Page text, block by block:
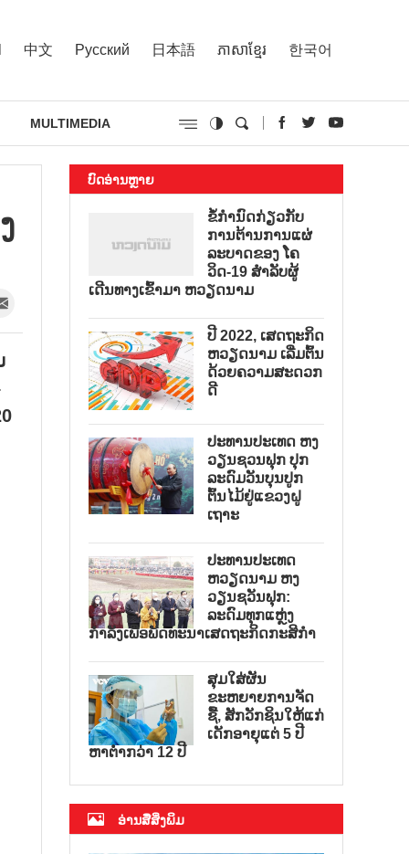
中文 Русский 日本語 ភាសាខ្មែរ 한국어
MULTIMEDIA
ບົດອ່ານຫຼາຍ
ຂໍ້ກຳນົດກ່ຽວກັບ
ການຕ້ານການແຜ່
ລະບາດຂອງ ໂຄ
ວິດ-19 ສຳລັບຜູ້
ເດີນທາງເຂົ້າມາ ຫວຽດນາມ
ປີ 2022, ເສດຖະກິດ
ຫວຽດນາມ ເລີ່ມຕົ້ນ
ດ້ວຍຄວາມສະດວກ
ດີ
ປະທານປະເທດ ຫງ
ວຽນຊວນຟຸກ ປຸກ
ລະດົມວັນບຸນປູກ
ຕົ້ນໄມ້ຢູ່ແຂວງຝູ
ເຖາະ
ປະທານປະເທດ
ຫວຽດນາມ ຫງ
ວຽນຊວັນຟຸກ:
ລະດົມທຸກແຫຼ່ງ
ກຳລັງເພື່ອພັດທະນາເສດຖະກິດກະສິກຳ
ສຸມໃສ່ຜັນ
ຂະຫຍາຍການຈັດ
ຊື້, ສັກວັກຊິນໃຫ້ແກ່
ເດັກອາຍຸແຕ່ 5 ປີ
ຫາຕ່ຳກວ່າ 12 ປີ
ອ່ານສື່ສິ່ງພິມ